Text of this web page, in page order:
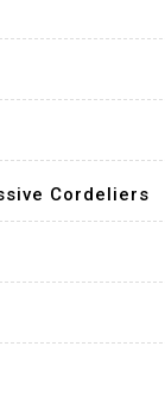
Cordeliers